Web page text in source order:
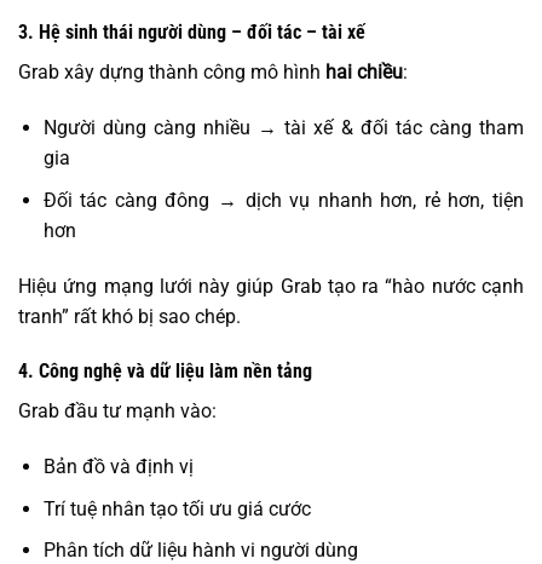
3. Hệ sinh thái người dùng – đối tác – tài xế
Grab xây dựng thành công mô hình hai chiều:
Người dùng càng nhiều → tài xế & đối tác càng tham
gia
Đối tác càng đông → dịch vụ nhanh hơn, rẻ hơn, tiện
hơn
Hiệu ứng mạng lưới này giúp Grab tạo ra “hào nước cạnh
tranh” rất khó bị sao chép.
4. Công nghệ và dữ liệu làm nền tảng
Grab đầu tư mạnh vào:
Bản đồ và định vị
Trí tuệ nhân tạo tối ưu giá cước
Phân tích dữ liệu hành vi người dùng